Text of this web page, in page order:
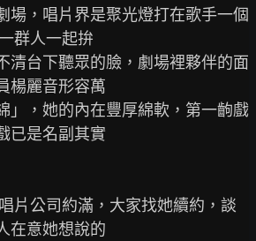
場，唱片界是聚光燈打在歌手一個
群人一起拚
清台下聽眾的臉，劇場裡夥伴的面
楊麗音形容萬
」，她的內在豐厚綿軟，第一齣戲
已是名副其實
片公司約滿，大家找她續約，談
在意她想說的